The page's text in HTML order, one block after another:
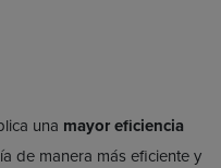
una mayor eficiencia
de manera más eficiente y